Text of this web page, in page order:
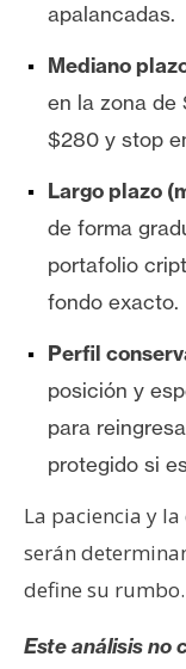
apalancadas.
Mediano
en la zona de
$280 y stop
Largo plazo
de forma
portafolio
fondo exacto.
Perfil
posición y
para
protegido si
La paciencia y
serán
define su rumbo.
Este análisis no